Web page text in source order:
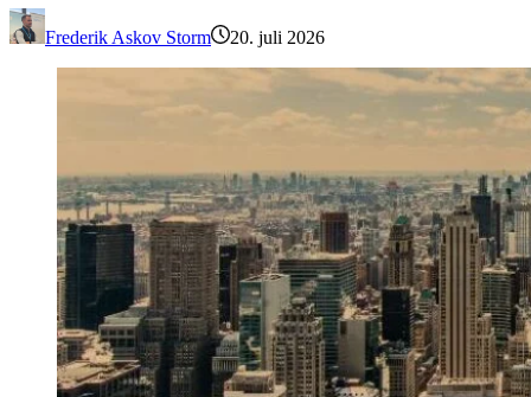
Frederik Askov Storm 20. juli 2026